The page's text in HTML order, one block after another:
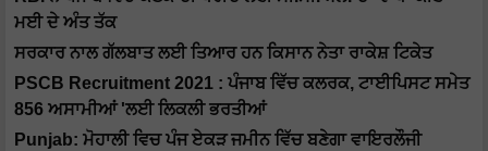
ਮਈ ਦੇ ਅੰਤ ਤੱਕ
ਸਰਕਾਰ ਨਾਲ ਗੱਲਬਾਤ ਲਈ ਤਿਆਰ ਹਨ ਕਿਸਾਨ ਨੇਤਾ ਰਾਕੇਸ਼ ਟਿਕੇਤ
PSCB Recruitment 2021 : ਪੰਜਾਬ ਵਿੱਚ ਕਲਰਕ, ਟਾਈਪਿਸਟ ਸਮੇਤ
856 ਅਸਾਮੀਆਂ 'ਲਈ ਲਿਕਲੀ ਭਰਤੀਆਂ
Punjab: ਮੋਹਾਲੀ ਵਿਚ ਪੰਜ ਏਕੜ ਜਮੀਨ ਵਿੱਚ ਬਣੇਗਾ ਵਾਇਰਲੌਜੀ